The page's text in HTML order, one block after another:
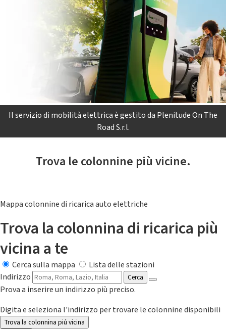
Il servizio di mobilità elettrica è gestito da Plenitude On The
Road S.r.l.
Trova le colonnine più vicine.
Mappa colonnine di ricarica auto elettriche
Trova la colonnina di ricarica più
vicina a te
Cerca sulla mappa
Lista delle stazioni
Indirizzo
Cerca
Prova a inserire un indirizzo più preciso.
Digita e seleziona l'indirizzo per trovare le colonnine disponibili
Trova la colonnina piú vicina